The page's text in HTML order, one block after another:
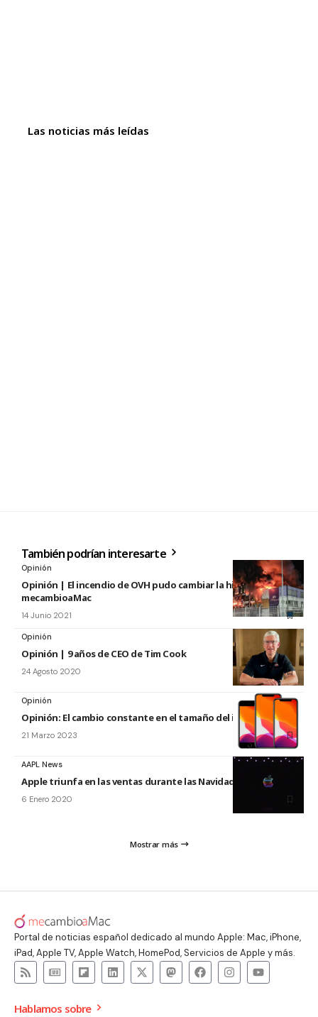
Las noticias más leídas
También podrían interesarte
Opinión
Opinión | El incendio de OVH pudo cambiar la historia de
mecambioaMac
14 Junio 2021
Opinión
Opinión | 9 años de CEO de Tim Cook
24 Agosto 2020
Opinión
Opinión: El cambio constante en el tamaño del iPhone
21 Marzo 2023
AAPL News
Apple triunfa en las ventas durante las Navidades en EEUU
6 Enero 2020
Mostrar más
Portal de noticias español dedicado al mundo Apple: Mac, iPhone,
iPad, Apple TV, Apple Watch, HomePod, Servicios de Apple y más.
Hablamos sobre